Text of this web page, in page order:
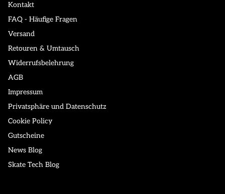
Kontakt
FAQ - Häufige Fragen
Versand
Retouren & Umtausch
Widerrufsbelehrung
AGB
Impressum
Privatsphäre und Datenschutz
Cookie Policy
Gutscheine
News Blog
Skate Tech Blog